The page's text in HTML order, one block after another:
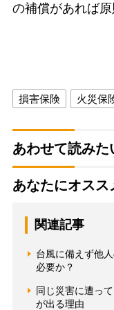
の補償があれば原
損害保険 火災保
あわせて読みた
あなたにオスス
関連記事
台風に備えず他
必要か？
同じ災害に遭っ
が出る理由